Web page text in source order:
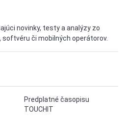
novinky, testy a analýzy zo
či mobilných operátorov.
Predplatné časopisu
TOUCHIT